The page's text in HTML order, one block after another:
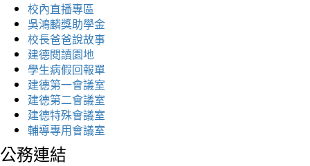
校內直播專區
吳鴻麟獎助學金
校長爸爸說故事
建德閱讀園地
學生病假回報單
建德第一會議室
建德第二會議室
建德特殊會議室
輔導專用會議室
公務連結